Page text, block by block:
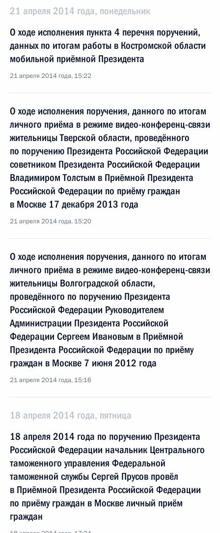
21 апреля 2014 года, понедельник
О ходе исполнения пункта 4 перечня поручений,
данных по итогам работы в Костромской области
мобильной приёмной Президента
21 апреля 2014 года, 15:22
О ходе исполнения поручения, данного по итогам
личного приёма в режиме видео-конференц-связи
жительницы Тверской области, проведённого
по поручению Президента Российской Федерации
советником Президента Российской Федерации
Владимиром Толстым в Приёмной Президента
Российской Федерации по приёму граждан
в Москве 17 декабря 2013 года
21 апреля 2014 года, 15:20
О ходе исполнения поручения, данного по итогам
личного приёма в режиме видео-конференц-связи
жительницы Волгоградской области,
проведённого по поручению Президента
Российской Федерации Руководителем
Администрации Президента Российской
Федерации Сергеем Ивановым в Приёмной
Президента Российской Федерации по приёму
граждан в Москве 7 июня 2012 года
21 апреля 2014 года, 15:16
18 апреля 2014 года, пятница
18 апреля 2014 года по поручению Президента
Российской Федерации начальник Центрального
таможенного управления Федеральной
таможенной службы Сергей Прусов провёл
в Приёмной Президента Российской Федерации
по приёму граждан в Москве личный приём
граждан